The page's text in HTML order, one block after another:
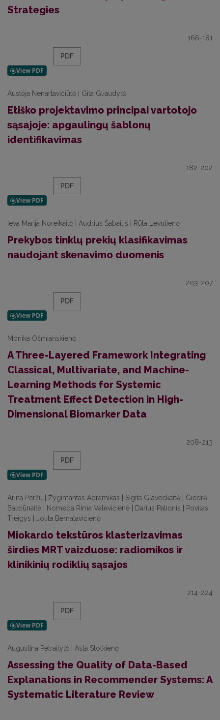
Strategies
166-181
PDF
Austėja Nenartavičiūtė | Gita Gliaudytė
Etiško projektavimo principai vartotojo
sąsajoje: apgaulingų šablonų
identifikavimas
182-202
PDF
Ieva Marija Noreikaitė | Audrius Sabaitis | Rūta Levulienė
Prekybos tinklų prekių klasifikavimas
naudojant skenavimo duomenis
203-207
PDF
Monika Ošmianskienė
A Three-Layered Framework Integrating
Classical, Multivariate, and Machine-
Learning Methods for Systemic
Treatment Effect Detection in High-
Dimensional Biomarker Data
208-213
PDF
Arina Peržu | Žygimantas Abramikas | Sigita Glaveckaitė | Giedrė
Balčiūnaitė | Nomeda Rima Valevičienė | Darius Palionis | Povilas
Treigys | Jolita Bernatavičienė
Miokardo tekstūros klasterizavimas
širdies MRT vaizduose: radiomikos ir
klinikinių rodiklių sąsajos
214-224
PDF
Augustina Petraitytė | Asta Slotkienė
Assessing the Quality of Data-Based
Explanations in Recommender Systems: A
Systematic Literature Review